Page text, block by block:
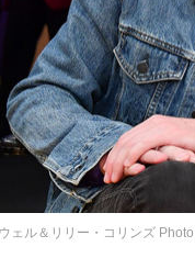
ェル＆リリー・コリンズ